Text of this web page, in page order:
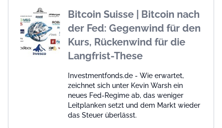
Bitcoin Suisse | Bitcoin nach
der Fed: Gegenwind für den
Kurs, Rückenwind für die
Langfrist-These
Investmentfonds.de - Wie erwartet,
zeichnet sich unter Kevin Warsh ein
neues Fed-Regime ab, das weniger
Leitplanken setzt und dem Markt wieder
das Steuer überlässt.